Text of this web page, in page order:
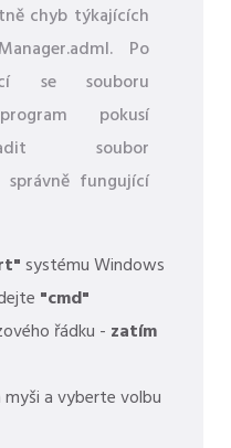
chyb týkajících
Po
se souboru
pokusí
soubor
správně fungující
systému Windows
"cmd"
řádku - zatím
a vyberte volbu